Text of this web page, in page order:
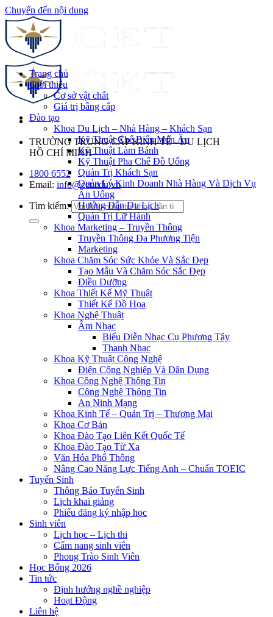
Chuyển đến nội dung
TRƯỜNG TRUNG CẤP KINH TẾ - DU LỊCH
HỒ CHÍ MINH
1800 6552
Email: info@cet.edu.vn
Tìm kiếm:
Trang chủ
Giới thiệu
Cơ sở vật chất
Giá trị bằng cấp
Đào tạo
Khoa Du Lịch – Nhà Hàng – Khách Sạn
Kỹ Thuật Chế Biến Món Ăn
Kỹ Thuật Làm Bánh
Kỹ Thuật Pha Chế Đồ Uống
Quản Trị Khách Sạn
Quản Lý Kinh Doanh Nhà Hàng Và Dịch Vụ
Ăn Uống
Hướng Dẫn Du Lịch
Quản Trị Lữ Hành
Khoa Marketing – Truyền Thông
Truyền Thông Đa Phương Tiện
Marketing
Khoa Chăm Sóc Sức Khỏe Và Sắc Đẹp
Tạo Mẫu Và Chăm Sóc Sắc Đẹp
Điều Dưỡng
Khoa Thiết Kế Mỹ Thuật
Thiết Kế Đồ Họa
Khoa Nghệ Thuật
Âm Nhạc
Biểu Diễn Nhạc Cụ Phương Tây
Thanh Nhạc
Khoa Kỹ Thuật Công Nghệ
Điện Công Nghiệp Và Dân Dụng
Khoa Công Nghệ Thông Tin
Công Nghệ Thông Tin
An Ninh Mạng
Khoa Kinh Tế – Quản Trị – Thương Mại
Khoa Cơ Bản
Khoa Đào Tạo Liên Kết Quốc Tế
Khoa Đào Tạo Từ Xa
Văn Hóa Phổ Thông
Nâng Cao Năng Lực Tiếng Anh – Chuẩn TOEIC
Tuyển Sinh
Thông Báo Tuyển Sinh
Lịch khai giảng
Phiếu đăng ký nhập học
Sinh viên
Lịch học – Lịch thi
Cẩm nang sinh viên
Phong Trào Sinh Viên
Học Bổng 2026
Tin tức
Định hướng nghề nghiệp
Hoạt Động
Liên hệ